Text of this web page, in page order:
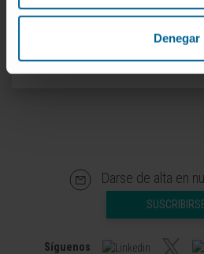
Denegar
Grupo de
Darse de alta en
Síguenos